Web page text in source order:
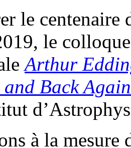
le centenaire
le
Arthur
Back Again
à la mesure